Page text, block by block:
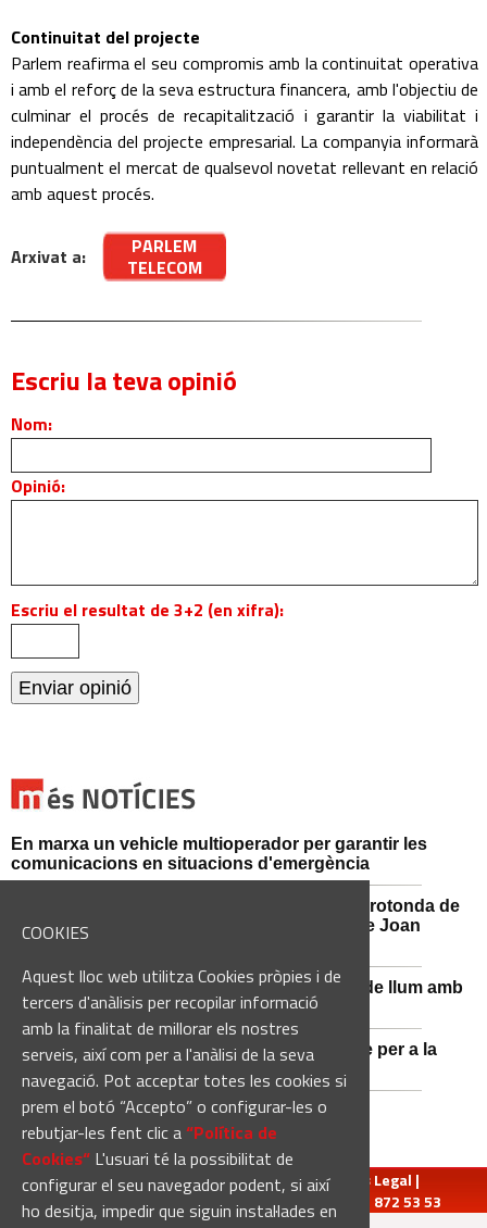
COOKIES
Aquest lloc web utilitza Cookies pròpies i de
tercers d'anàlisis per recopilar informació
amb la finalitat de millorar els nostres
serveis, així com per a l'anàlisi de la seva
navegació. Pot acceptar totes les cookies si
prem el botó “Accepto” o configurar-les o
rebutjar-les fent clic a“Política de
Cookies“ L'usuari té la possibilitat de
configurar el seu navegador podent, si així
ho desitja, impedir que siguin instal·lades en
Continuitat del projecte
Parlem reafirma el seu compromis amb la continuitat operativa
i amb el reforç de la seva estructura financera, amb l'objectiu de
culminar el procés de recapitalització i garantir la viabilitat i
independència del projecte empresarial. La companyia informarà
puntualment el mercat de qualsevol novetat rellevant en relació
amb aquest procés.
Arxivat a:
PARLEM
TELECOM
Escriu la teva opinió
Nom:
Opinió:
Escriu el resultat de 3+2 (en xifra):
En marxa un vehicle multioperador per garantir les
comunicacions en situacions d'emergència
Afectacions al trànsit aquest divendres a la rotonda de
l'Avinguda dels Dolors amb el carrer Alcalde Joan
Selves
Sant Vicenç de Castellet renova 570 punts de llum amb
tecnologia LED
Castellbell i el Vilar adquireix un nou vehicle per a la
Guàrdia Municipal
redaccio@manresadiari.cat|Qui som Avís Legal |
Pompeu Fabra, 7-13, 08240-Manresa | Tel.: 93 872 53 53